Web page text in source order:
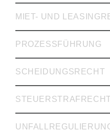
MIET- UND
PROZESSFÜHRUNG
SCHEIDUNGSRECHT
STEUERSTRAFRECHT